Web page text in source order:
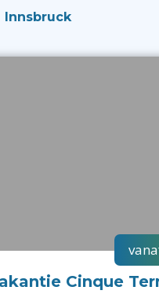
Innsbruck
Cinque